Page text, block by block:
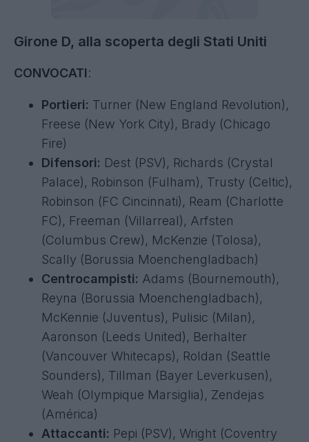
Girone D, alla scoperta degli Stati Uniti
CONVOCATI:
Portieri: Turner (New England Revolution),
Freese (New York City), Brady (Chicago
Fire)
Difensori: Dest (PSV), Richards (Crystal
Palace), Robinson (Fulham), Trusty (Celtic),
Robinson (FC Cincinnati), Ream (Charlotte
FC), Freeman (Villarreal), Arfsten
(Columbus Crew), McKenzie (Tolosa),
Scally (Borussia Moenchengladbach)
Centrocampisti: Adams (Bournemouth),
Reyna (Borussia Moenchengladbach),
McKennie (Juventus), Pulisic (Milan),
Aaronson (Leeds United), Berhalter
(Vancouver Whitecaps), Roldan (Seattle
Sounders), Tillman (Bayer Leverkusen),
Weah (Olympique Marsiglia), Zendejas
(América)
Attaccanti: Pepi (PSV), Wright (Coventry